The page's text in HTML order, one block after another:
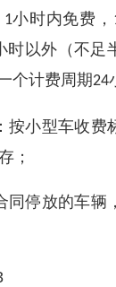
1小时内免费，
时以外（不足
个计费周期24
按小型车收费
；
同停放的车辆